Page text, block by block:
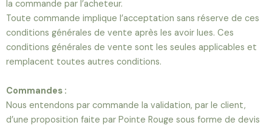
la commande par l’acheteur.
Toute commande implique l’acceptation sans réserve de ces
conditions générales de vente après les avoir lues. Ces
conditions générales de vente sont les seules applicables et
remplacent toutes autres conditions.
Commandes :
Nous entendons par commande la validation, par le client,
d’une proposition faite par Pointe Rouge sous forme de devis